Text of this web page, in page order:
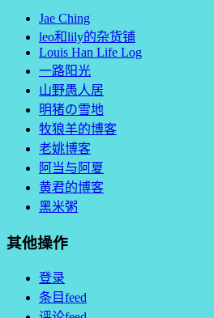
Jae Ching
leo和lily的杂货铺
Louis Han Life Log
一路阳光
山野愚人居
明猪の雪地
牧狼羊的博客
老姚博客
阿当与阿夏
黄君的博客
黑米粥
其他操作
登录
条目feed